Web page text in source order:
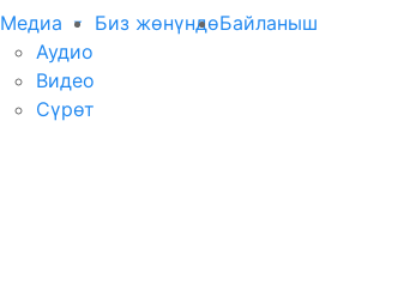
Медиа
Аудио
Видео
Сүрөт
Биз жөнүндөБайланыш